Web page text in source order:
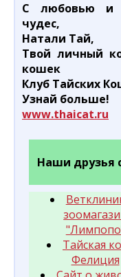
С любовью и
чудес,
Натали Тай,
Твой личный
кошек
Клуб Тайских
Узнай больше!
www.thaicat.ru
Наши друзья
Тайская
Фелиция